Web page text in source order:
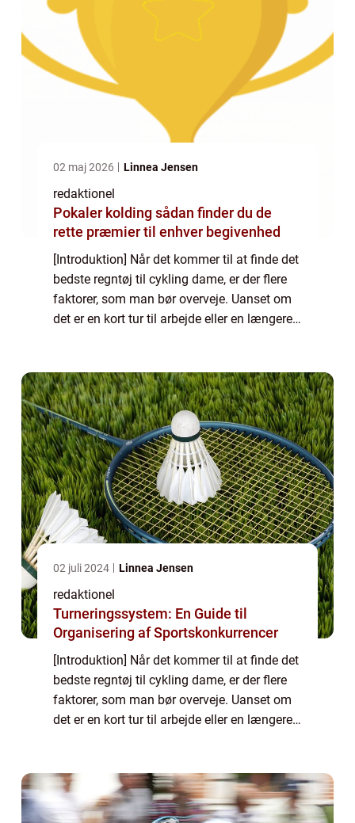
02 maj 2026 Linnea Jensen
redaktionel
Pokaler kolding sådan finder du de
rette præmier til enhver begivenhed
[Introduktion] Når det kommer til at finde det
bedste regntøj til cykling dame, er der flere
faktorer, som man bør overveje. Uanset om
det er en kort tur til arbejde eller en længere
02 juli 2024 Linnea Jensen
redaktionel
Turneringssystem: En Guide til
Organisering af Sportskonkurrencer
[Introduktion] Når det kommer til at finde det
bedste regntøj til cykling dame, er der flere
faktorer, som man bør overveje. Uanset om
det er en kort tur til arbejde eller en længere